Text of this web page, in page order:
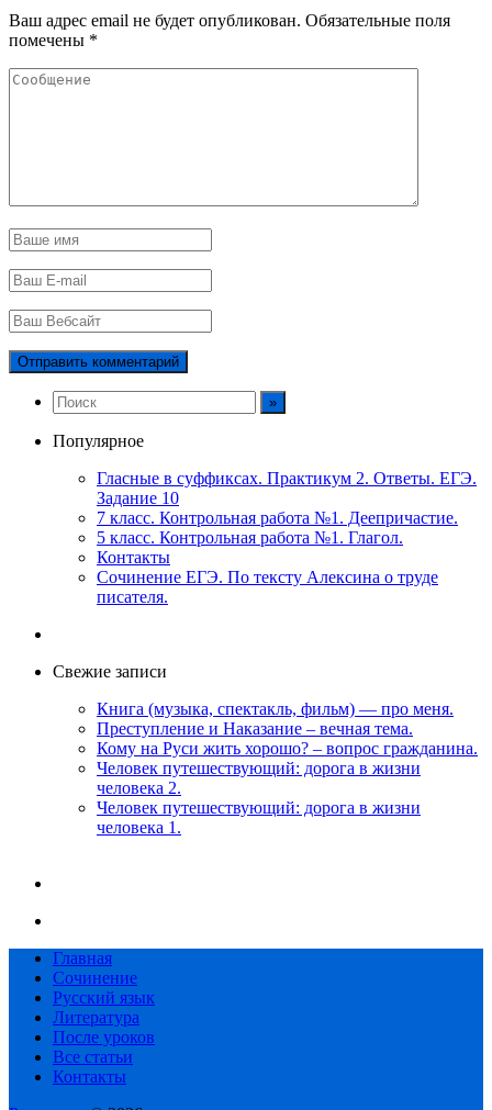
Ваш адрес email не будет опубликован. Обязательные поля
помечены *
Популярное
Гласные в суффиксах. Практикум 2. Ответы. ЕГЭ.
Задание 10
7 класс. Контрольная работа №1. Деепричастие.
5 класс. Контрольная работа №1. Глагол.
Контакты
Сочинение ЕГЭ. По тексту Алексина о труде
писателя.
Свежие записи
Книга (музыка, спектакль, фильм) — про меня.
Преступление и Наказание – вечная тема.
Кому на Руси жить хорошо? – вопрос гражданина.
Человек путешествующий: дорога в жизни
человека 2.
Человек путешествующий: дорога в жизни
человека 1.
Главная
Сочинение
Русский язык
Литература
После уроков
Все статьи
Контакты